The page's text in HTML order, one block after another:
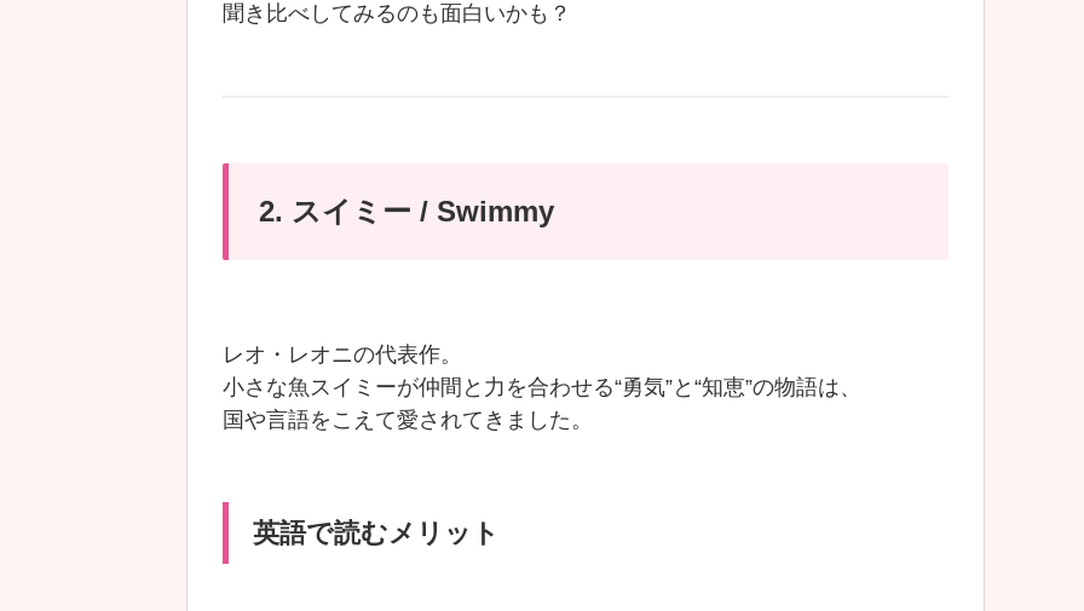
聞き比べしてみるのも面白いかも？
2. スイミー / Swimmy
レオ・レオニの代表作。
小さな魚スイミーが仲間と力を合わせる“勇気”と“知恵”の物語は、
国や言語をこえて愛されてきました。
英語で読むメリット